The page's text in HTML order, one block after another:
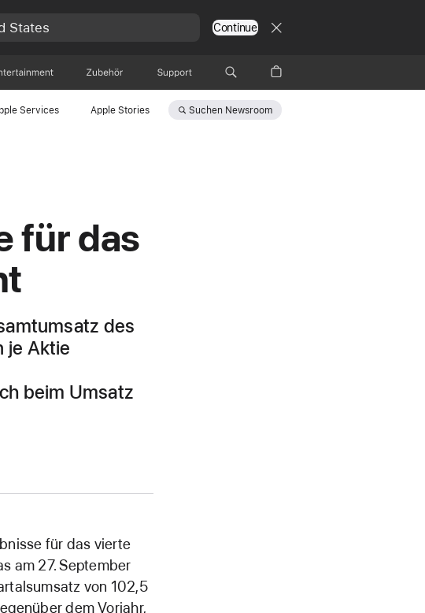
States Continue
Zubehör Support
Services Apple Stories Suchen Newsroom
für das
des
je Aktie
beim Umsatz
für das vierte
am 27. September
von 102,5
dem Vorjahr,